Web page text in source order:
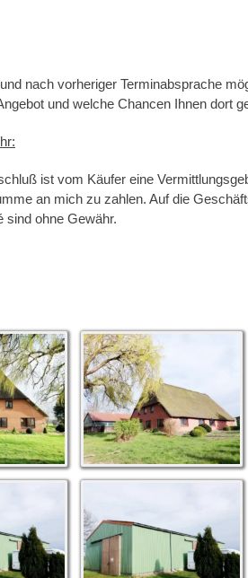
nach vorheriger Terminabsprache
und welche Chancen Ihnen dort
ist vom Käufer eine
an mich zu zahlen. Auf die
sind ohne Gewähr.